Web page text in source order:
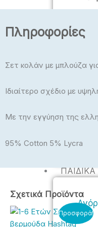
ΠΑΙΔΙΚΆ
Πληροφορίες
Σετ κολάν με μπλούζα
Ιδιαίτερο σχέδιο με
Με την εγγύηση της
95% Cotton 5% Lycra
Σχετικά Προϊόντα
Προσφορά!
Original
price
Η
Αυτό
το